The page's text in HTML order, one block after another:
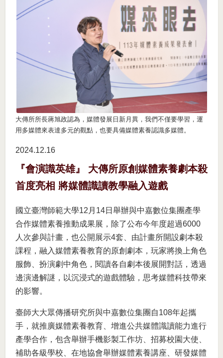
大傳所所長蔣旭政認為，媒體發展日新月異，我們不僅要學習，運
用多媒體來表達多元的觀點，也要具備媒體素養認識多媒體。
2024.12 16
『會演識英雄』 大傳所原創媒體素養劇本殺
首度亮相 將媒體識讀教學融入遊戲
國立臺灣師範大學12月14日舉辦與中嘉數位集團產學
合作媒體素養推動成果展，除了公布今年度超過6000
人次參與計畫，也公開展示4套、由計畫所開設劇本殺
課程，融入媒體素養教育的原創劇本，玩家將換上角色
服飾、扮演劇中角色，閱讀各自劇本後展開對話，透過
邊演邊解謎，以沉浸式的遊戲體驗，思考媒體科技帶來
的影響。
臺師大大眾傳播研究所與中嘉數位集團自108年起攜
手，就推廣媒體素養教育、增進公共媒體識讀能力進行
產學合作，包含舉辦手機影製工作坊、招募校園大使、
補助各級學校、在地協會舉辦媒體素養講座、研發媒體